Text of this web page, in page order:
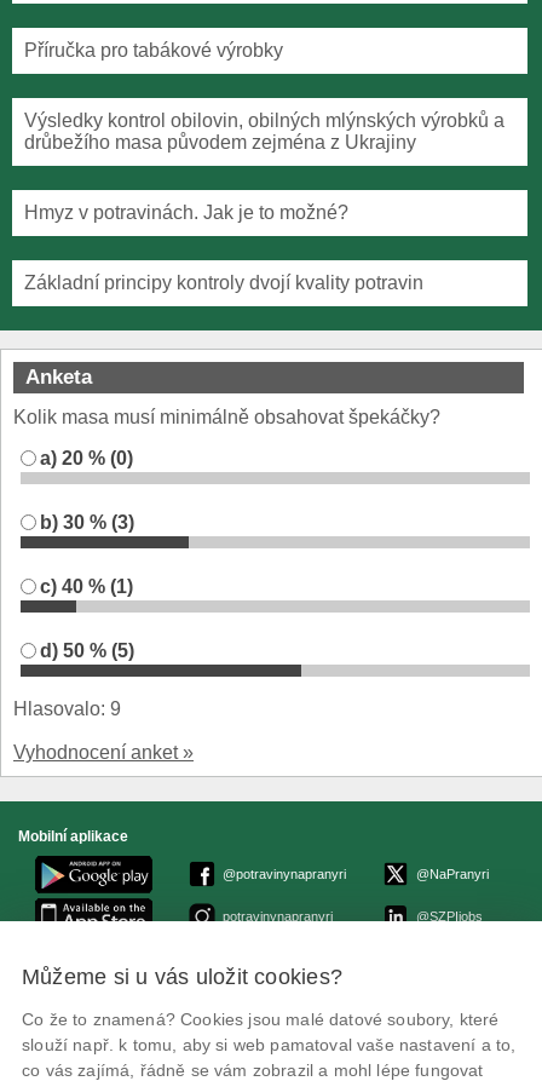
Příručka pro tabákové výrobky
Výsledky kontrol obilovin, obilných mlýnských výrobků a
drůbežího masa původem zejména z Ukrajiny
Hmyz v potravinách. Jak je to možné?
Základní principy kontroly dvojí kvality potravin
Anketa
Kolik masa musí minimálně obsahovat špekáčky?
a) 20 % (0)
b) 30 % (3)
c) 40 % (1)
d) 50 % (5)
Hlasovalo: 9
Vyhodnocení anket »
Mobilní aplikace
@potravinynapranyri
potravinynapranyri
@NaPranyri
@SZPIjobs
© Státní zemědělská a potravinářská inspekce 2026.
ID datové schránky: avraiqg
IČO: 75014149, DIČ: CZ75014149
Prohlášení o přístupnosti|Zásady ochrany soukromí
Můžeme si u vás uložit cookies?
Co že to znamená? Cookies jsou malé datové soubory, které
slouží např. k tomu, aby si web pamatoval vaše nastavení a to,
co vás zajímá, řádně se vám zobrazil a mohl lépe fungovat